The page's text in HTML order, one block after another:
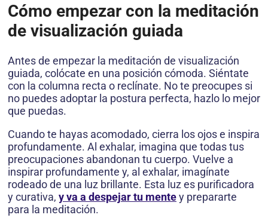
Cómo empezar con la meditación
de visualización guiada
Antes de empezar la meditación de visualización
guiada, colócate en una posición cómoda. Siéntate
con la columna recta o reclínate. No te preocupes si
no puedes adoptar la postura perfecta, hazlo lo mejor
que puedas.
Cuando te hayas acomodado, cierra los ojos e inspira
profundamente. Al exhalar, imagina que todas tus
preocupaciones abandonan tu cuerpo. Vuelve a
inspirar profundamente y, al exhalar, imagínate
rodeado de una luz brillante. Esta luz es purificadora
y curativa, y va a despejar tu mentey prepararte
para la meditación.